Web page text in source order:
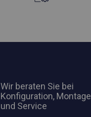
Wir beraten Sie bei
Konfiguration, Montage
und Service